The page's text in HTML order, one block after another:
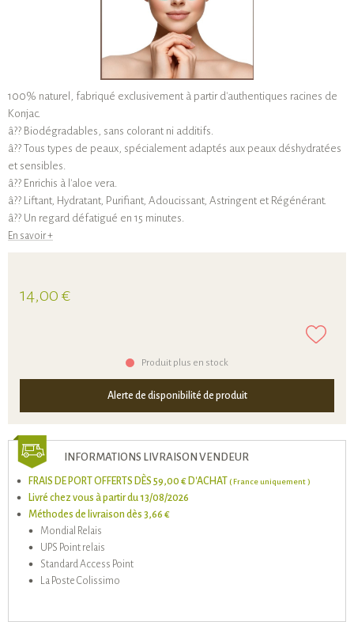
100% naturel, fabriqué exclusivement à partir d'authentiques racines de
Konjac.
â?? Biodégradables, sans colorant ni additifs.
â?? Tous types de peaux, spécialement adaptés aux peaux déshydratées
et sensibles.
â?? Enrichis à l'aloe vera.
â?? Liftant, Hydratant, Purifiant, Adoucissant, Astringent et Régénérant.
â?? Un regard défatigué en 15 minutes.
En savoir +
14,00 €
Produit plus en stock
Alerte de disponibilité de produit
INFORMATIONS LIVRAISON VENDEUR
FRAIS DE PORT OFFERTS DÈS 59,00 € D'ACHAT( France uniquement )
Livré chez vous à partir du 13/08/2026
Méthodes de livraison dès 3,66 €
Mondial Relais
UPS Point relais
Standard Access Point
La Poste Colissimo